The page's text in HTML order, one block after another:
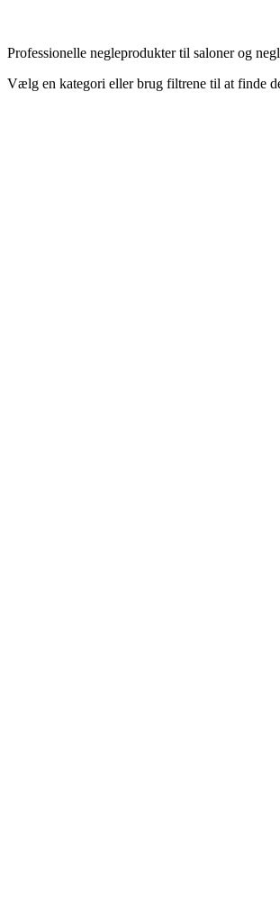
Professionelle negleprodukter til saloner og
Vælg en kategori eller brug filtrene til at finde